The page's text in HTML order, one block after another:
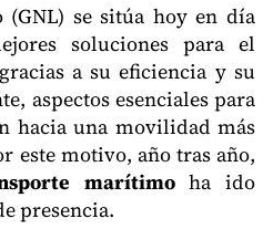
se sitúa hoy en día
soluciones para el
a su eficiencia y su
aspectos esenciales para
hacia una movilidad más
este motivo, año tras año,
marítimoha ido
presencia.